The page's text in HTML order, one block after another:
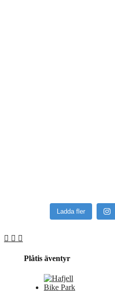
Ladda fler
Plåtis äventyr